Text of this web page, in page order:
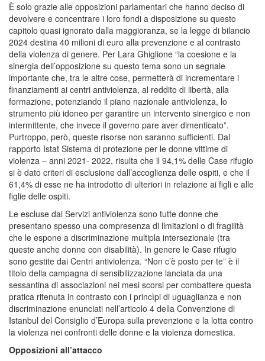
È solo grazie alle opposizioni parlamentari che hanno deciso di
devolvere e concentrare i loro fondi a disposizione su questo
capitolo quasi ignorato dalla maggioranza, se la legge di bilancio
2024 destina 40 milioni di euro alla prevenzione e al contrasto
della violenza di genere. Per Lara Ghiglione “la coesione e la
sinergia dell’opposizione su questo tema sono un segnale
importante che, tra le altre cose, permetterà di incrementare i
finanziamenti ai centri antiviolenza, al reddito di libertà, alla
formazione, potenziando il piano nazionale antiviolenza, lo
strumento più idoneo per garantire un intervento sinergico e non
intermittente, che invece il governo pare aver dimenticato”.
Purtroppo, però, queste risorse non saranno sufficienti. Dal
rapporto Istat Sistema di protezione per le donne vittime di
violenza – anni 2021- 2022, risulta che il 94,1% delle Case rifugio
si è dato criteri di esclusione dall’accoglienza delle ospiti, e che il
61,4% di esse ne ha introdotto di ulteriori in relazione ai figli e alle
figlie delle ospiti.
Le escluse dai Servizi antiviolenza sono tutte donne che
presentano spesso una compresenza di limitazioni o di fragilità
che le espone a discriminazione multipla intersezionale (tra
queste anche donne con disabilità). In genere le Case rifugio
sono gestite dai Centri antiviolenza. “Non c’è posto per te” è il
titolo della campagna di sensibilizzazione lanciata da una
sessantina di associazioni nei mesi scorsi per combattere questa
pratica ritenuta in contrasto con i princìpi di uguaglianza e non
discriminazione enunciati nell’articolo 4 della Convenzione di
Istanbul del Consiglio d’Europa sulla prevenzione e la lotta contro
la violenza nei confronti delle donne e la violenza domestica.
Opposizioni all’attacco